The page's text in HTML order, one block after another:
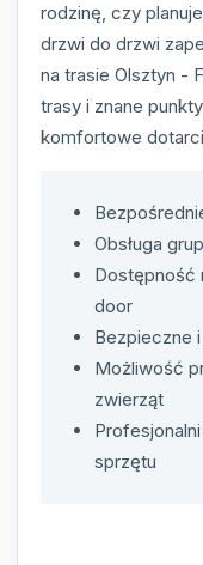
rodzinę, czy
drzwi do drzwi
na trasie Olsztyn -
trasy i znane
komfortowe
Obsługa
Dostępność
door
Bezpieczne
Możliwość
zwierząt
sprzętu